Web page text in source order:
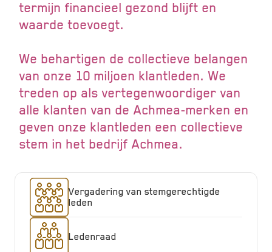
termijn financieel gezond blijft en
waarde toevoegt.
We behartigen de collectieve belangen
van onze 10 miljoen klantleden. We
treden op als vertegenwoordiger van
alle klanten van de Achmea-merken en
geven onze klantleden een collectieve
stem in het bedrijf Achmea.
Vergadering van stemgerechtigde
leden
Ledenraad